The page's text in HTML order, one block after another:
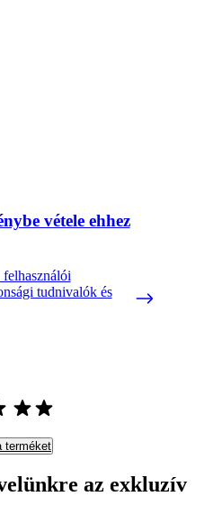
vétele ehhez
tudnivalók és
terméket
az exkluzív